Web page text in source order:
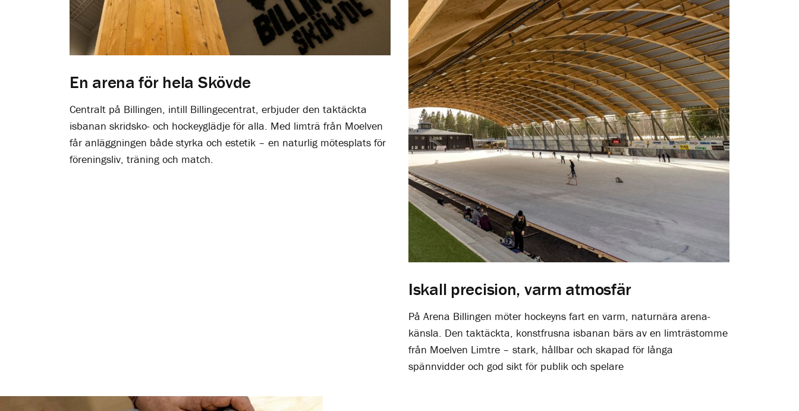
En arena för hela Skövde
Centralt på Billingen, intill Billingecentrat, erbjuder den tak­täckta
isbanan skridsko- och hockeyglädje för alla. Med limträ från Moelven
får anläggningen både styrka och estetik – en naturlig mötesplats för
föreningsliv, träning och match.
Iskall precision, varm atmosfär
På Arena Billingen möter hockeyns fart en varm, naturnära arena­
känsla. Den tak­täckta, konstfrusna isbanan bärs av en limträstomme
från Moelven Limtre – stark, hållbar och skapad för långa
spännvidder och god sikt för publik och spelare